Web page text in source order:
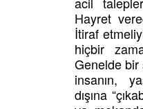
Hayret
İtiraf
hiçbir
Genelde bir
insanın,
dışına